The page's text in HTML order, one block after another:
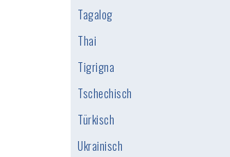
Tagalog
Thai
Tigrigna
Tschechisch
Türkisch
Ukrainisch